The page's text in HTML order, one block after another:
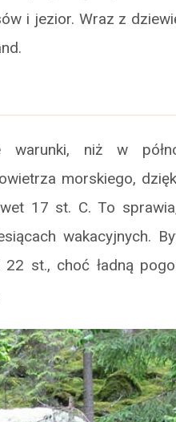
i jezior. Wraz z
warunki, niż w
morskiego,
17 st. C. To
wakacyjnych.
st., choć ładną